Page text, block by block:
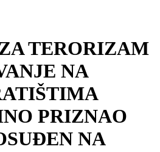
TERORIZAM
NA
PRIZNAO
NA